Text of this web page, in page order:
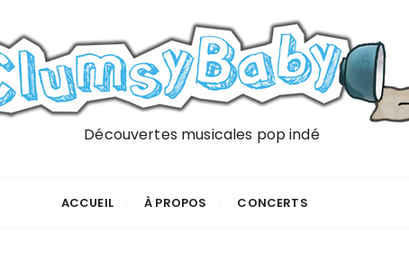
Découvertes musicales pop indé
ACCUEIL À PROPOS CONCERTS